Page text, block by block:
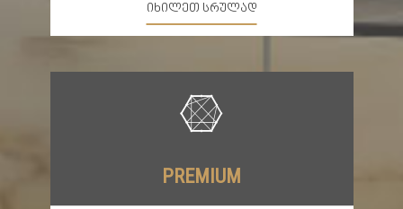
იხილეთ სრულად
PREMIUM